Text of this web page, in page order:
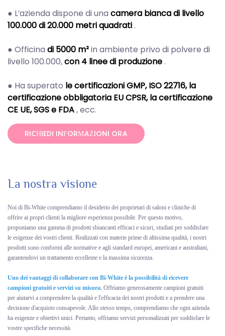
● L'azienda dispone di una camera bianca di livello
100.000 di 20.000 metri quadrati.
● Officina di 5000 m²in ambiente privo di polvere di
livello 100.000,con 4 linee di produzione.
● Ha superato le certificazioni GMP, ISO 22716, la
certificazione obbligatoria EU CPSR, la certificazione
CE UE, SGS e FDA, ecc.
RICHIEDI INFORMAZIONI ORA
La nostra visione
Noi di Bi-White comprendiamo il desiderio dei proprietari di saloni e cliniche di
offrire ai propri clienti la migliore esperienza possibile. Per questo motivo,
proponiamo una gamma di prodotti sbiancanti efficaci e sicuri, studiati per soddisfare
le esigenze dei vostri clienti. Realizzati con materie prime di altissima qualità, i nostri
prodotti sono conformi alle normative e agli standard europei, americani e australiani,
garantendovi un trattamento eccellente e la massima sicurezza.
Uno dei vantaggi di collaborare con Bi-White è la possibilità di ricevere
campioni gratuiti e servizi su misura. Offriamo generosamente campioni gratuiti
per aiutarvi a comprendere la qualità e l'efficacia dei nostri prodotti e a prendere una
decisione d'acquisto consapevole. Allo stesso tempo, comprendiamo che ogni azienda
ha esigenze e obiettivi unici. Pertanto, offriamo servizi personalizzati per soddisfare le
vostre specifiche necessità.